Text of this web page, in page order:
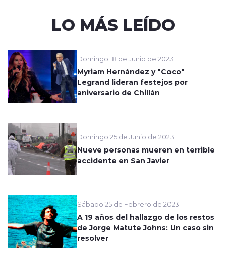
LO MÁS LEÍDO
Domingo 18 de Junio de 2023
Myriam Hernández y "Coco"
Legrand lideran festejos por
aniversario de Chillán
Domingo 25 de Junio de 2023
Nueve personas mueren en terrible
accidente en San Javier
Sábado 25 de Febrero de 2023
A 19 años del hallazgo de los restos
de Jorge Matute Johns: Un caso sin
resolver